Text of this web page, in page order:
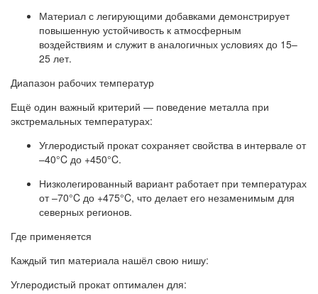
Материал с легирующими добавками демонстрирует
повышенную устойчивость к атмосферным
воздействиям и служит в аналогичных условиях до 15–
25 лет.
Диапазон рабочих температур
Ещё один важный критерий — поведение металла при
экстремальных температурах:
Углеродистый прокат сохраняет свойства в интервале от
–40°C до +450°C.
Низколегированный вариант работает при температурах
от –70°C до +475°C, что делает его незаменимым для
северных регионов.
Где применяется
Каждый тип материала нашёл свою нишу:
Углеродистый прокат оптимален для: